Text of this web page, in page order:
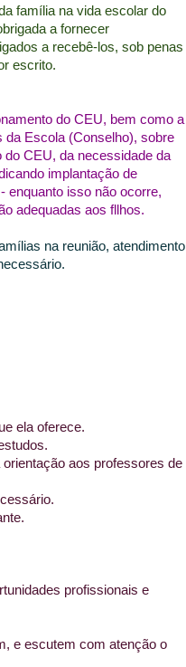
família na vida escolar do
a fornecer
a recebê-los, sob penas
escrito.
do CEU, bem como a
Escola (Conselho), sobre
do CEU, da necessidade da
implantação de
enquanto isso não ocorre,
adequadas aos fllhos.
na reunião, atendimento
ela oferece.
aos professores de
profissionais e
e escutem com atenção o